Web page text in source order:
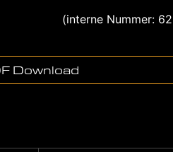
(interne Nummer:
Download